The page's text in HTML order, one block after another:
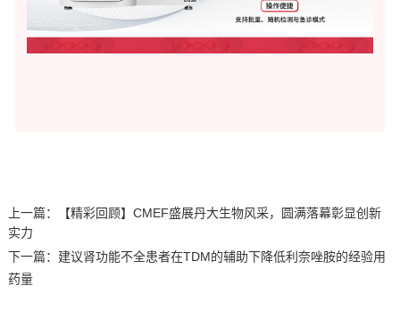
上一篇：
【精彩回顾】CMEF盛展丹大生物风采，圆满落幕彰显创新
实力
下一篇： 建议肾功能不全患者在TDM的辅助下降低利奈唑胺的经验用
药量